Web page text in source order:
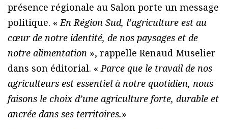
présence régionale au Salon porte un message
politique. « En Région Sud, l’agriculture est au
cœur de notre identité, de nos paysages et de
notre alimentation », rappelle Renaud Muselier
dans son éditorial. « Parce que le travail de nos
agriculteurs est essentiel à notre quotidien, nous
faisons le choix d’une agriculture forte, durable et
ancrée dans ses territoires.»